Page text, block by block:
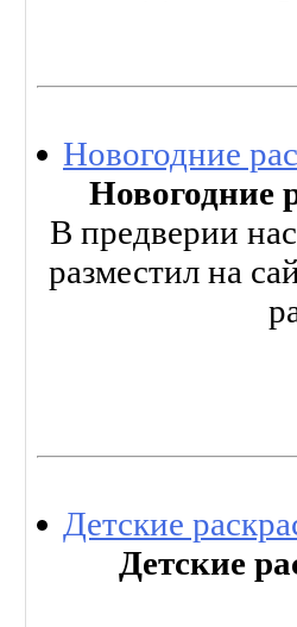
Новогодние
Новогодние
В предверии
разместил на
Детские
Детские